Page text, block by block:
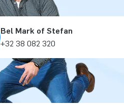
Bel Mark of Stefan
+32 38 082 320